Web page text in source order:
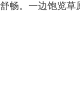
舒畅。一边饱览草